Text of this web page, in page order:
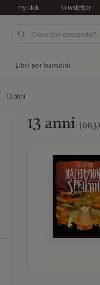
my ubik Newsletter
Libri per bambini
13 anni
13 anni (663)